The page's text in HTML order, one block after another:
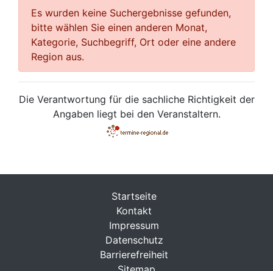
Es wurden keine Suchergebnisse gefunden,
bitte wählen Sie einen anderen Monat,
Kategorie, Suchbegriff, Ort oder eine andere
Region aus.
Die Verantwortung für die sachliche Richtigkeit der
Angaben liegt bei den Veranstaltern.
Startseite
Kontakt
Impressum
Datenschutz
Barrierefreiheit